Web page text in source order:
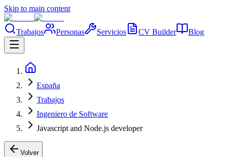
Skip to main content
Trabajos Personas Servicios CV Builder Blog
España
Trabajos
Ingeniero de Software
Javascript and Node.js developer
Volver